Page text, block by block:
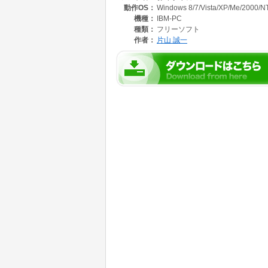
動作OS： Windows 8/7/Vista/XP/Me/2000/
機種：
IBM-PC
種類： フリーソフト
作者：
片山 誠一